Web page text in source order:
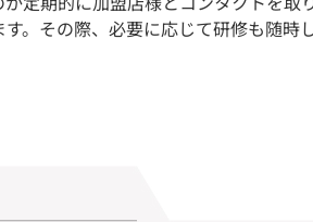
。その際、必要に応じて研修も随時し